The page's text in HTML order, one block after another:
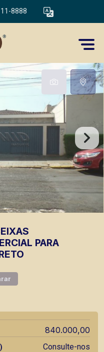
8888
PARA
840.000,00
Consulte-nos